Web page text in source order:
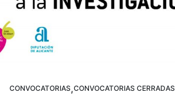
CONVOCATORIAS,CONVOCATORIAS CERRADAS